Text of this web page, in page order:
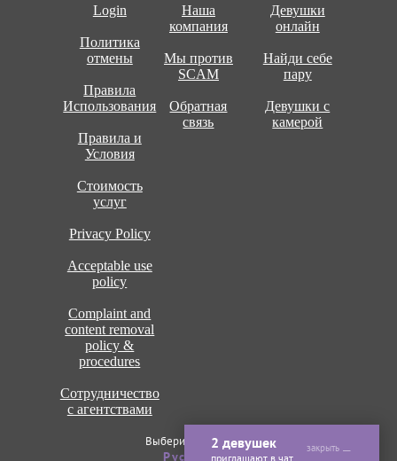
закрыть
2 девушек
приглашают в чат
Login
Политика
отмены
Правила
Использования
Правила и
Условия
Стоимость
услуг
Privacy Policy
Acceptable use
policy
Complaint and
content removal
policy &
procedures
Сотрудничество
с агентствами
Наша
компания
Мы против
SCAM
Обратная
связь
Девушки
онлайн
Найди себе
пару
Девушки с
камерой
Выберите язык сайта
Рус ENG